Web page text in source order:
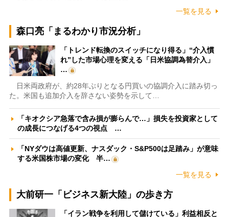
一覧を見る
森口亮「まるわかり市況分析」
「トレンド転換のスイッチになり得る」“介入慣
れ”した市場心理を変える「日米協調為替介入」
…
日米両政府が、約28年ぶりとなる円買いの協調介入に踏み切っ
た。米国も追加介入を辞さない姿勢を示して…
「キオクシア急落で含み損が膨らんで…」損失を投資家として
の成長につなげる4つの視点 …
「NYダウは高値更新、ナスダック・S&P500は足踏み」が意味
する米国株市場の変化 半…
一覧を見る
大前研一「ビジネス新大陸」の歩き方
「イラン戦争を利用して儲けている」利益相反と